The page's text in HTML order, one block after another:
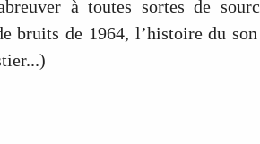
to
à toutes sortes de
bruits de 1964, l’histoire du son